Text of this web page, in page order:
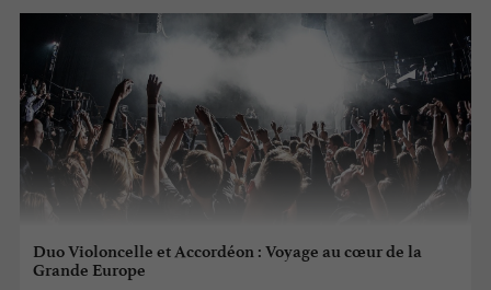
Duo Violoncelle et Accordéon : Voyage au cœur de la
Grande Europe